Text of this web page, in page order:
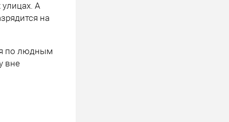
А
на
по людным
вне